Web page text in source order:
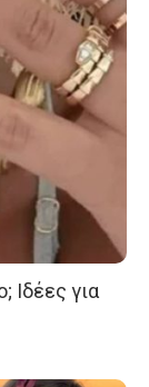
Ιδέες για